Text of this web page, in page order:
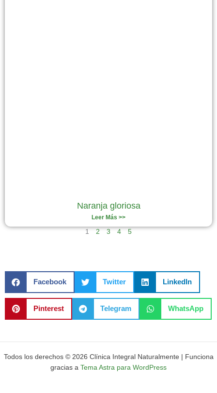
Naranja gloriosa
Leer Más >>
1 2 3 4 5
Facebook Twitter LinkedIn
Pinterest Telegram WhatsApp
Todos los derechos © 2026 Clínica Integral Naturalmente | Funciona
gracias a Tema Astra para WordPress